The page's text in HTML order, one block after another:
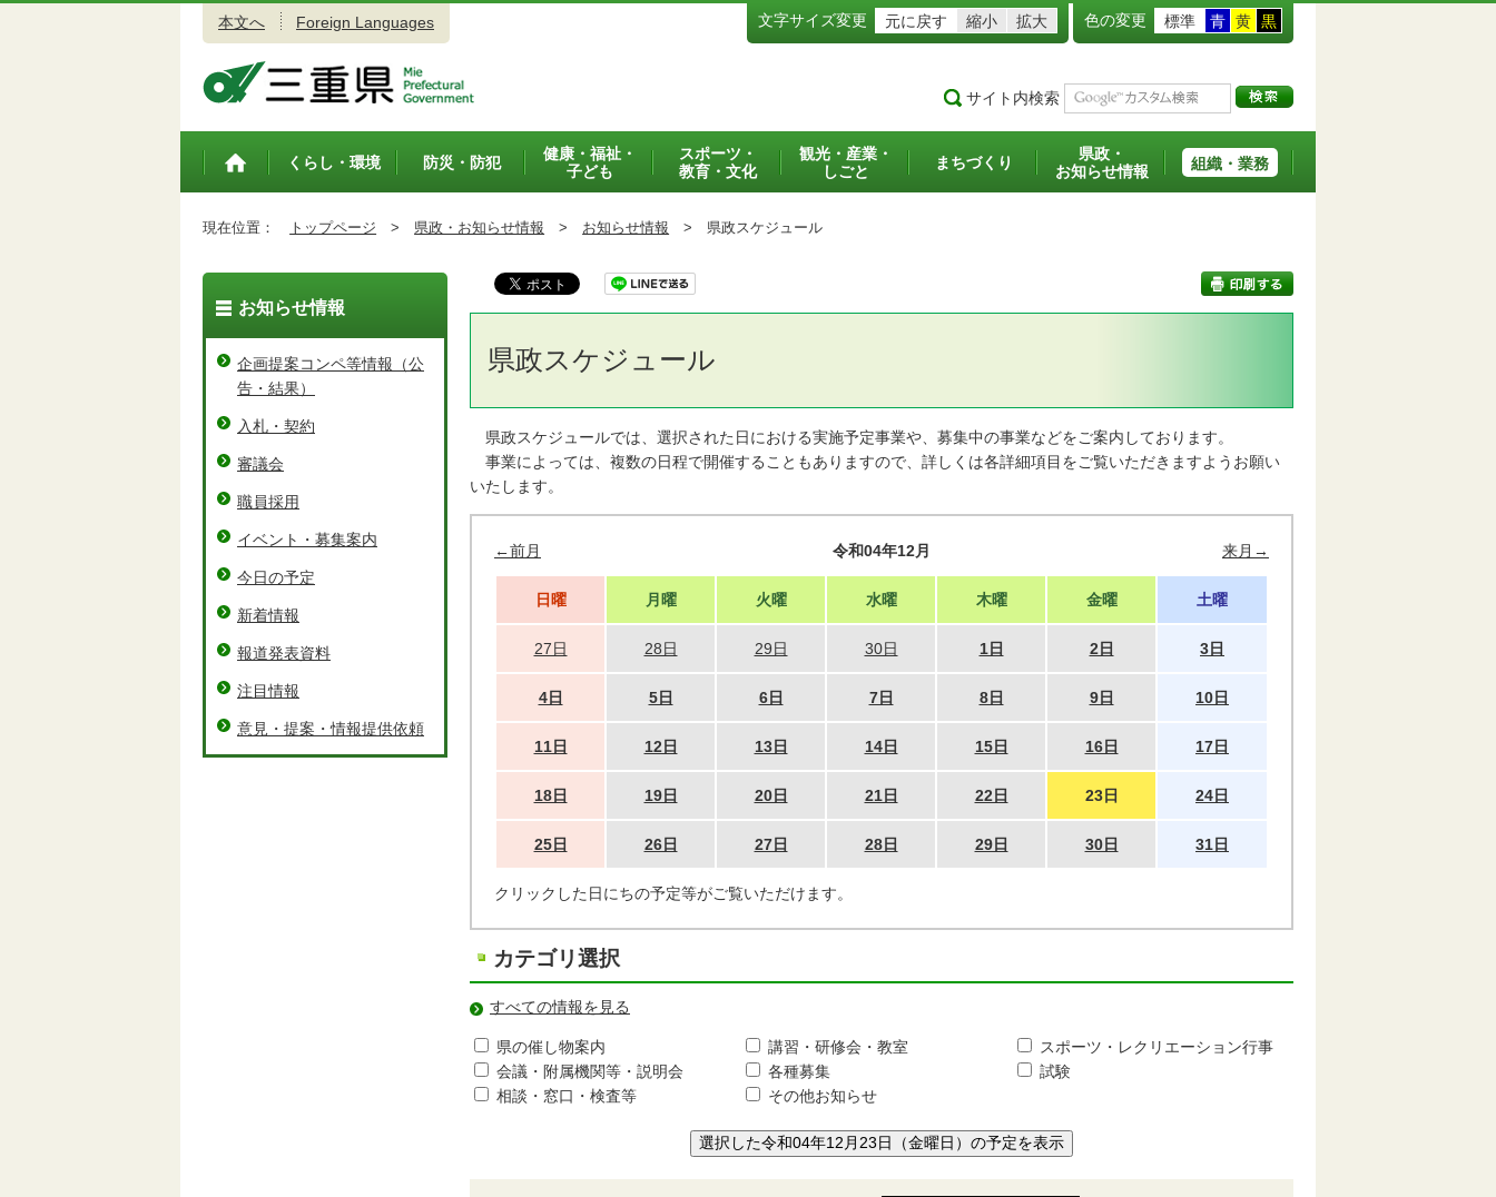
本文へ Foreign Languages 文字サイズ変更 元に戻す 縮小 拡大 色の変更 標準 青 黄 黒
サイト内検索
トップペ
くらし・環境 防災・防犯
健康・福祉・
子ども
スポーツ・
教育・文化
観光・産業・
しごと
まちづくり
県政・
お知らせ情報
組織・業務
現在位置： トップページ > 県政・お知らせ情報 > お知らせ情報 > 県政スケジュール
県政スケジュール
県政スケジュールでは、選択された日における実施予定事業や、募集中の事業などをご案内しております。
事業によっては、複数の日程で開催することもありますので、詳しくは各詳細項目をご覧いただきますようお願い
いたします。
←前月 令和04年12月 来月→
日曜 月曜 火曜 水曜 木曜 金曜 土曜
27日 28日 29日 30日 1日 2日 3日
4日 5日 6日 7日 8日 9日 10日
11日 12日 13日 14日 15日 16日 17日
18日 19日 20日 21日 22日 23日 24日
25日 26日 27日 28日 29日 30日 31日
クリックした日にちの予定等がご覧いただけます。
カテゴリ選択
すべての情報を見る
県の催し物案内 講習・研修会・教室
スポーツ・レクリエーション行事
会議・附属機関等・説明会
各種募集
試験
相談・窓口・検査等
その他お知らせ
選択した令和04年12月23日（金曜日）の予定を表示
お知らせ情報
企画提案コンペ等情報（公
告・結果）
入札・契約
審議会
職員採用
イベント・募集案内
今日の予定
新着情報
報道発表資料
注目情報
意見・提案・情報提供依頼